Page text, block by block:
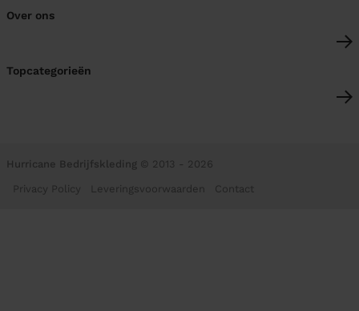
Over ons
Topcategorieën
Hurricane Bedrijfskleding © 2013 - 2026
Privacy Policy Leveringsvoorwaarden Contact